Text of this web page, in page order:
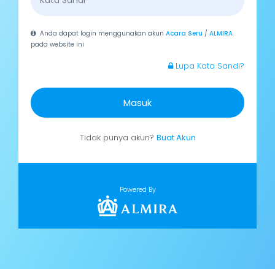
Anda dapat login menggunakan akunAcara Seru /ALMIRA
pada website ini
Lupa Kata Sandi?
Masuk
Tidak punya akun? Buat Akun
Powered By